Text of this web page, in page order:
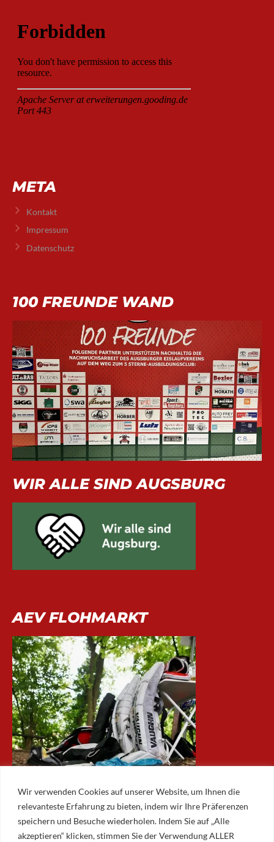
Wir verwenden Cookies auf unserer Website, um Ihnen die
relevanteste Erfahrung zu bieten, indem wir Ihre Präferenzen
speichern und Besuche wiederholen. Indem Sie auf „Alle
akzeptieren“ klicken, stimmen Sie der Verwendung ALLER
META
Kontakt
Impressum
Datenschutz
100 FREUNDE WAND
WIR ALLE SIND AUGSBURG
AEV FLOHMARKT